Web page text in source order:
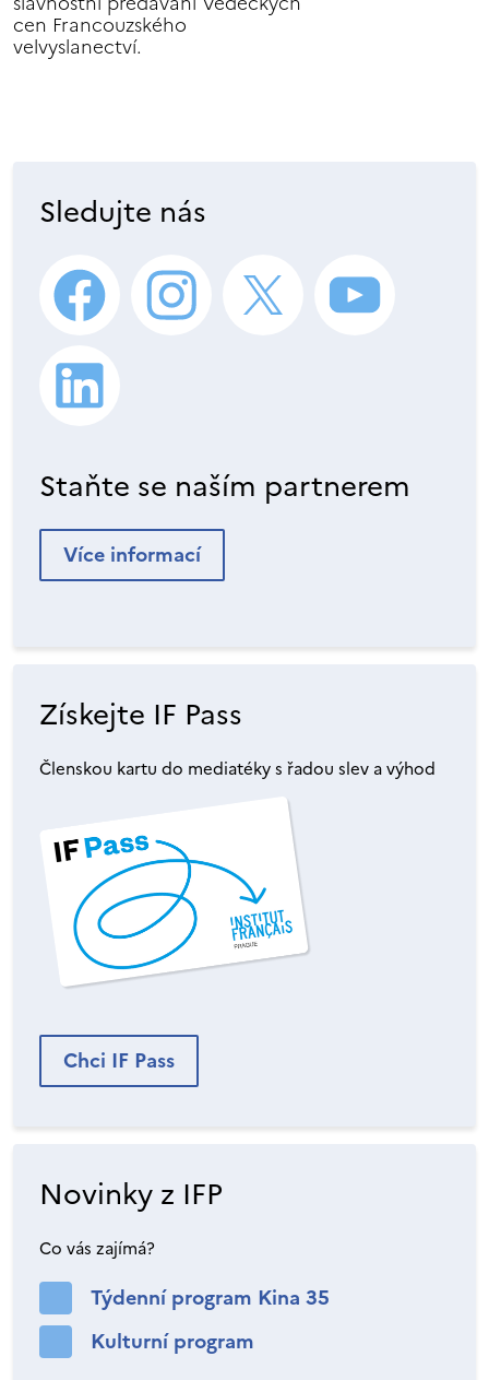
cen Francouzského
velvyslanectví.
Sledujte nás
Staňte se naším partnerem
Více informací
Získejte IF Pass
Členskou kartu do mediatéky s řadou slev a výhod
Chci IF Pass
Novinky z IFP
Co vás zajímá?
Týdenní program Kina 35
Kulturní program